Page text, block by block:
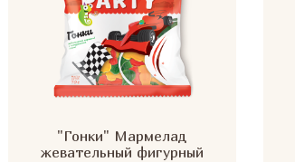
"Гонки" Мармелад
жевательный фигурный